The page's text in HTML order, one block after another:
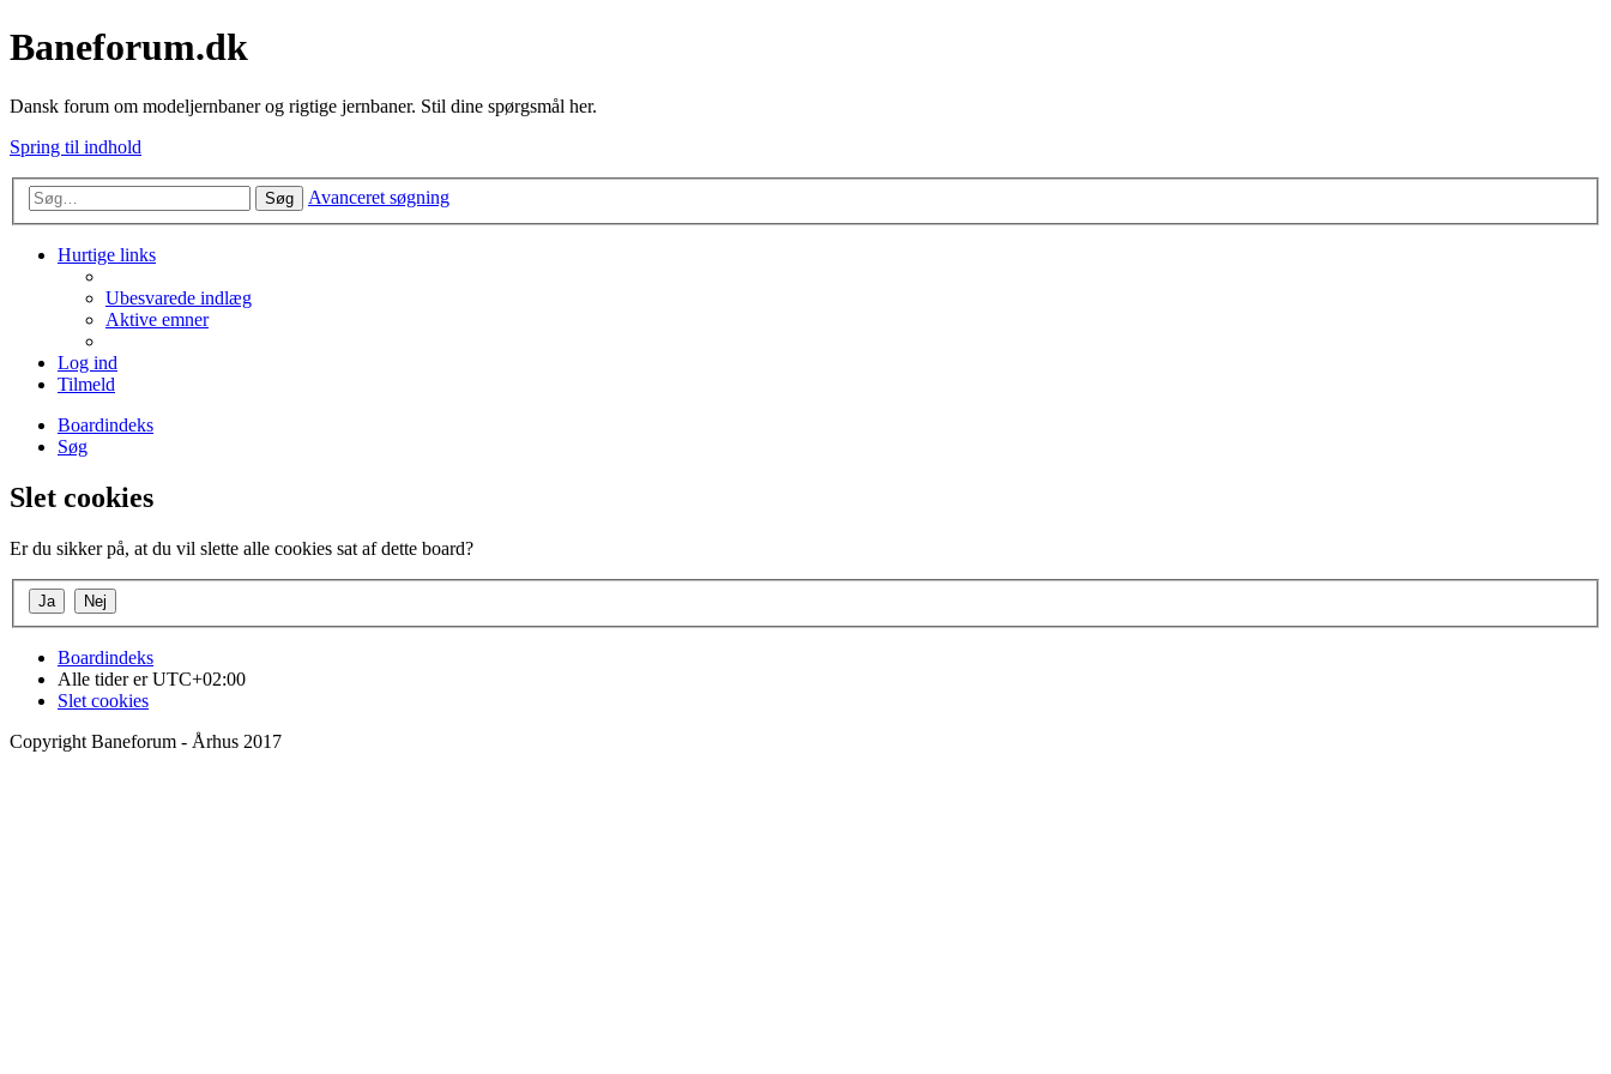
Baneforum.dk
Dansk forum om modeljernbaner og rigtige jernbaner. Stil dine spørgsmål her.
Spring til indhold
Søg Avanceret søgning
Hurtige links
Ubesvarede indlæg
Aktive emner
Log ind
Tilmeld
Boardindeks
Søg
Slet cookies
Er du sikker på, at du vil slette alle cookies sat af dette board?
Boardindeks
Alle tider erUTC+02:00
Slet cookies
Copyright Baneforum - Århus 2017